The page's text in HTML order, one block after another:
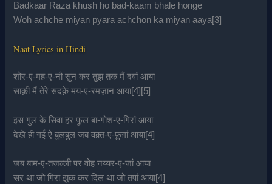
Badkaar Raza khush ho bad-kaam bhale honge
Woh achche miyan pyara achchon ka miyan aaya[3]
Naat Lyrics in Hindi
शोर-ए-मह-ए-नौ सुन कर तुझ तक मैं दवां आया
साक़ी मैं तेरे सदक़े मय-ए-रमज़ान आया[4][5]
इस गुल के सिवा हर फूल बा-गोश-ए-गिरां आया
देखे ही गई ऐ बुलबुल जब वक़्त-ए-फ़ुग़ां आया[4]
जब बाम-ए-तजल्ली पर वोह नय्यर-ए-जां आया
सर था जो गिरा झुक कर दिल था जो तपां आया[4]